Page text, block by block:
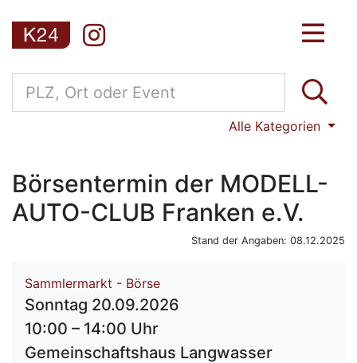
Alle Kategorien
Börsentermin der MODELL-
AUTO-CLUB Franken e.V.
Stand der Angaben: 08.12.2025
Sammlermarkt - Börse
Sonntag 20.09.2026
10:00 – 14:00 Uhr
Gemeinschaftshaus Langwasser